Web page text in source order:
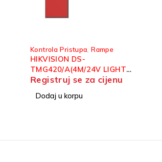
Kontrola Pristupa ,Rampe
HIKVISION DS-
TMG420/A(4M/24V LIGHT)
RAMPA OD 4M S LED
Registruj se za cijenu
Dodaj u korpu